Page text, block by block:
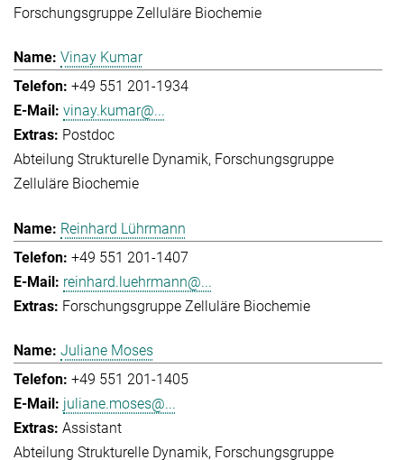
Forschungsgruppe Zelluläre Biochemie
Vinay Kumar
+49 551 201-1934
vinay.kumar@...
Postdoc
Abteilung Strukturelle Dynamik Forschungsgruppe
Zelluläre Biochemie
Reinhard Lührmann
+49 551 201-1407
reinhard.luehrmann@...
Forschungsgruppe Zelluläre Biochemie
Juliane Moses
+49 551 201-1405
juliane.moses@...
Assistant
Abteilung Strukturelle Dynamik Forschungsgruppe